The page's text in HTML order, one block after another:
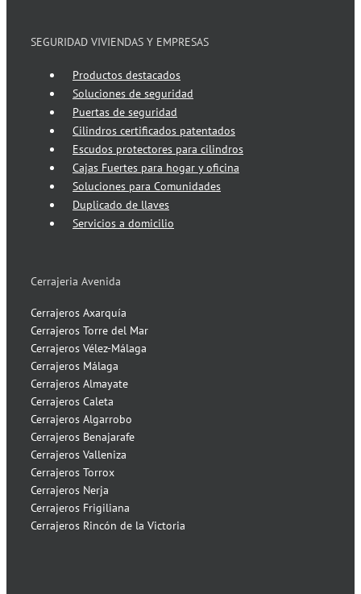
SEGURIDAD VIVIENDAS Y EMPRESAS
Productos destacados
Soluciones de seguridad
Puertas de seguridad
Cilindros certificados patentados
Escudos protectores para cilindros
Cajas Fuertes para hogar y oficina
Soluciones para Comunidades
Duplicado de llaves
Servicios a domicilio
Cerrajeria Avenida
Cerrajeros Axarquía
Cerrajeros Torre del Mar
Cerrajeros Vélez-Málaga
Cerrajeros Málaga
Cerrajeros Almayate
Cerrajeros Caleta
Cerrajeros Algarrobo
Cerrajeros Benajarafe
Cerrajeros Valleniza
Cerrajeros Torrox
Cerrajeros Nerja
Cerrajeros Frigiliana
Cerrajeros Rincón de la Victoria